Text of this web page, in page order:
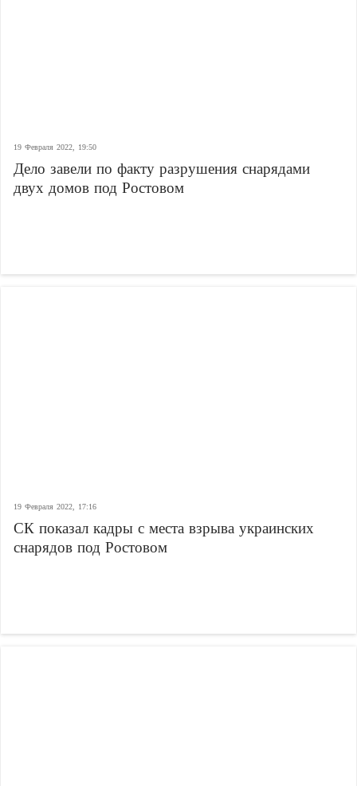
19 Февраля 2022, 19:50
Дело завели по факту разрушения снарядами
двух домов под Ростовом
19 Февраля 2022, 17:16
СК показал кадры с места взрыва украинских
снарядов под Ростовом